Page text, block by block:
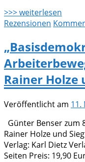
>>> weiterlesen
Rezensionen
Rainer Holze
Veröffentlicht am 11.
Günter Benser zum
Rainer Holze und
Verlag: Karl Dietz
Seiten Preis: 19,90